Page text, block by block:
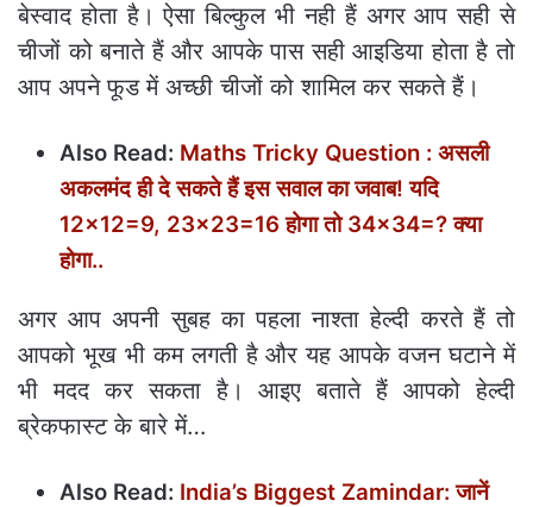
बेस्वाद होता है। ऐसा बिल्कुल भी नही हैं अगर आप सही से
चीजों को बनाते हैं और आपके पास सही आइडिया होता है तो
आप अपने फूड में अच्छी चीजों को शामिल कर सकते हैं।
Also Read: Maths Tricky Question : असली
अकलमंद ही दे सकते हैं इस सवाल का जवाब! यदि
12×12=9, 23×23=16 होगा तो 34×34=? क्या
होगा..
अगर आप अपनी सुबह का पहला नाश्‍ता हेल्दी करते हैं तो
आपको भूख भी कम लगती है और यह आपके वजन घटाने में
भी मदद कर सकता है। आइए बताते हैं आपको हेल्दी
ब्रेकफास्ट के बारे में…
Also Read: India’s Biggest Zamindar: जानें